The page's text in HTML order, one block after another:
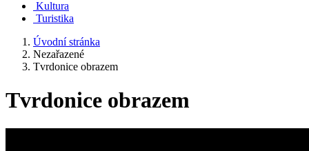
Kultura
Turistika
Úvodní stránka
Nezařazené
Tvrdonice obrazem
Tvrdonice obrazem